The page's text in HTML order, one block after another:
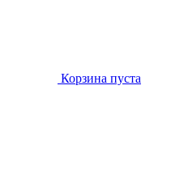
Корзина пуста